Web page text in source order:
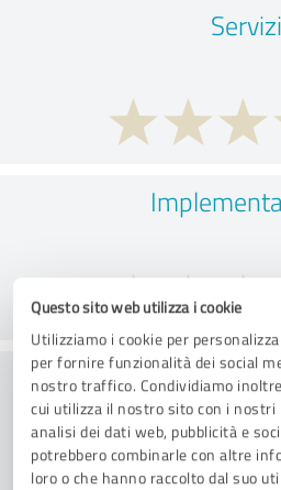
Questo sito web utilizza i cookie
Utilizziamo i cookie per
per fornire funzionalità dei social
nostro traffico. Condividiamo
cui utilizza il nostro sito con i nostri
analisi dei dati web, pubblicità e
potrebbero combinarle con altre
loro o che hanno raccolto dal suo
Servizi